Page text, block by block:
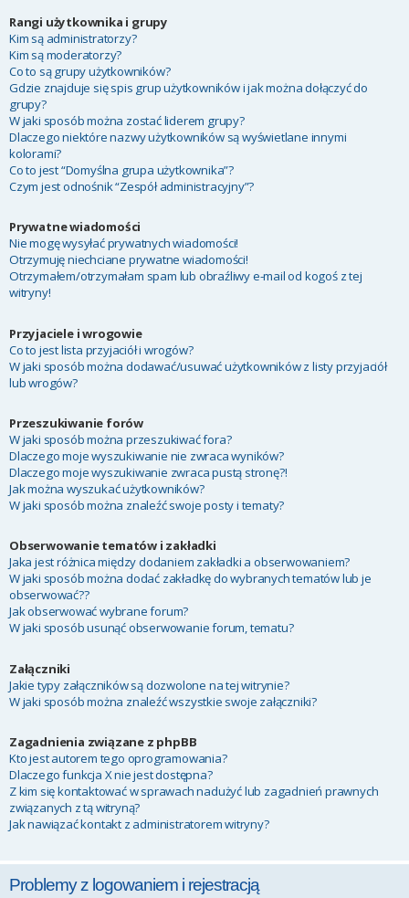
Rangi użytkownika i grupy
Kim są administratorzy?
Kim są moderatorzy?
Co to są grupy użytkowników?
Gdzie znajduje się spis grup użytkowników i jak można dołączyć do
grupy?
W jaki sposób można zostać liderem grupy?
Dlaczego niektóre nazwy użytkowników są wyświetlane innymi
kolorami?
Co to jest “Domyślna grupa użytkownika”?
Czym jest odnośnik “Zespół administracyjny”?
Prywatne wiadomości
Nie mogę wysyłać prywatnych wiadomości!
Otrzymuję niechciane prywatne wiadomości!
Otrzymałem/otrzymałam spam lub obraźliwy e-mail od kogoś z tej
witryny!
Przyjaciele i wrogowie
Co to jest lista przyjaciół i wrogów?
W jaki sposób można dodawać/usuwać użytkowników z listy przyjaciół
lub wrogów?
Przeszukiwanie forów
W jaki sposób można przeszukiwać fora?
Dlaczego moje wyszukiwanie nie zwraca wyników?
Dlaczego moje wyszukiwanie zwraca pustą stronę?!
Jak można wyszukać użytkowników?
W jaki sposób można znaleźć swoje posty i tematy?
Obserwowanie tematów i zakładki
Jaka jest różnica między dodaniem zakładki a obserwowaniem?
W jaki sposób można dodać zakładkę do wybranych tematów lub je
obserwować??
Jak obserwować wybrane forum?
W jaki sposób usunąć obserwowanie forum, tematu?
Załączniki
Jakie typy załączników są dozwolone na tej witrynie?
W jaki sposób można znaleźć wszystkie swoje załączniki?
Zagadnienia związane z phpBB
Kto jest autorem tego oprogramowania?
Dlaczego funkcja X nie jest dostępna?
Z kim się kontaktować w sprawach nadużyć lub zagadnień prawnych
związanych z tą witryną?
Jak nawiązać kontakt z administratorem witryny?
Problemy z logowaniem i rejestracją